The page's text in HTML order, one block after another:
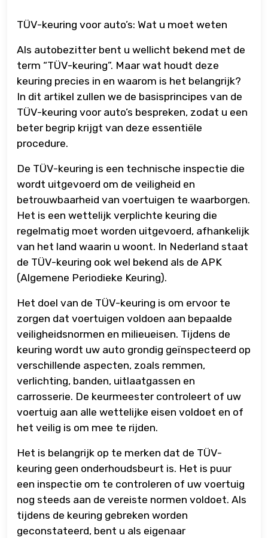
TÜV-keuring voor auto’s: Wat u moet weten
Als autobezitter bent u wellicht bekend met de
term “TÜV-keuring”. Maar wat houdt deze
keuring precies in en waarom is het belangrijk?
In dit artikel zullen we de basisprincipes van de
TÜV-keuring voor auto’s bespreken, zodat u een
beter begrip krijgt van deze essentiële
procedure.
De TÜV-keuring is een technische inspectie die
wordt uitgevoerd om de veiligheid en
betrouwbaarheid van voertuigen te waarborgen.
Het is een wettelijk verplichte keuring die
regelmatig moet worden uitgevoerd, afhankelijk
van het land waarin u woont. In Nederland staat
de TÜV-keuring ook wel bekend als de APK
(Algemene Periodieke Keuring).
Het doel van de TÜV-keuring is om ervoor te
zorgen dat voertuigen voldoen aan bepaalde
veiligheidsnormen en milieueisen. Tijdens de
keuring wordt uw auto grondig geïnspecteerd op
verschillende aspecten, zoals remmen,
verlichting, banden, uitlaatgassen en
carrosserie. De keurmeester controleert of uw
voertuig aan alle wettelijke eisen voldoet en of
het veilig is om mee te rijden.
Het is belangrijk op te merken dat de TÜV-
keuring geen onderhoudsbeurt is. Het is puur
een inspectie om te controleren of uw voertuig
nog steeds aan de vereiste normen voldoet. Als
tijdens de keuring gebreken worden
geconstateerd, bent u als eigenaar